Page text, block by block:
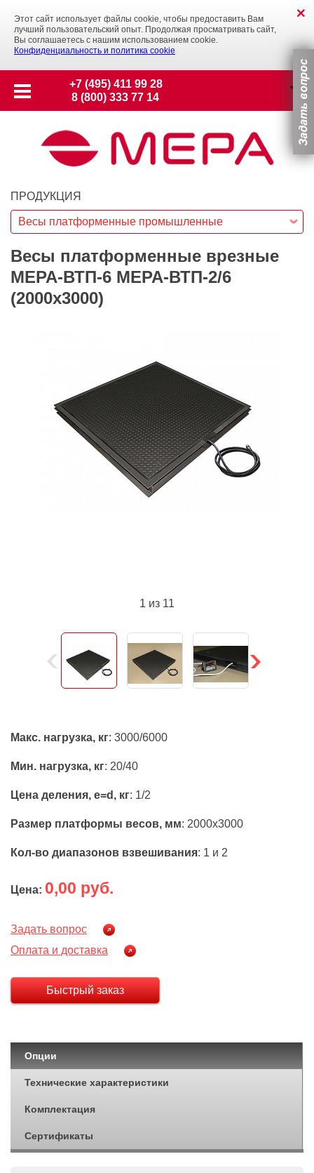
Этот сайт использует файлы cookie, чтобы предоставить Вам
лучший пользовательский опыт. Продолжая просматривать сайт,
Вы соглашаетесь с нашим использованием cookie.
Конфиденциальность и политика cookie
+7 (495) 411 99 28
8 (800) 333 77 14
ПРОДУКЦИЯ
Весы платформенные промышленные
Весы платформенные врезные
МЕРА-ВТП-6 МЕРА-ВТП-2/6
(2000х3000)
1 из 11
Макс. нагрузка, кг: 3000/6000
Мин. нагрузка, кг: 20/40
Цена деления, e=d, кг: 1/2
Размер платформы весов, мм: 2000х3000
Кол-во диапазонов взвешивания: 1 и 2
Цена: 0,00 руб.
Задать вопрос
Оплата и доставка
Быстрый заказ
Опции
Технические характеристики
Комплектация
Сертификаты